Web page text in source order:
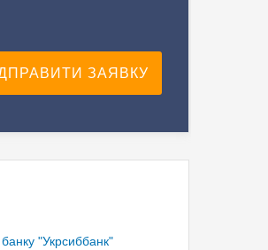
банку "Укрсиббанк"